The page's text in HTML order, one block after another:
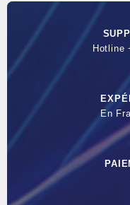
Hotline
En